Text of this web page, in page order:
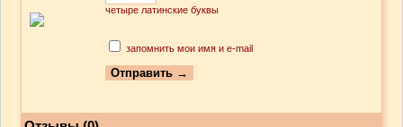
четыре латинские буквы
запомнить мои имя и e-mail